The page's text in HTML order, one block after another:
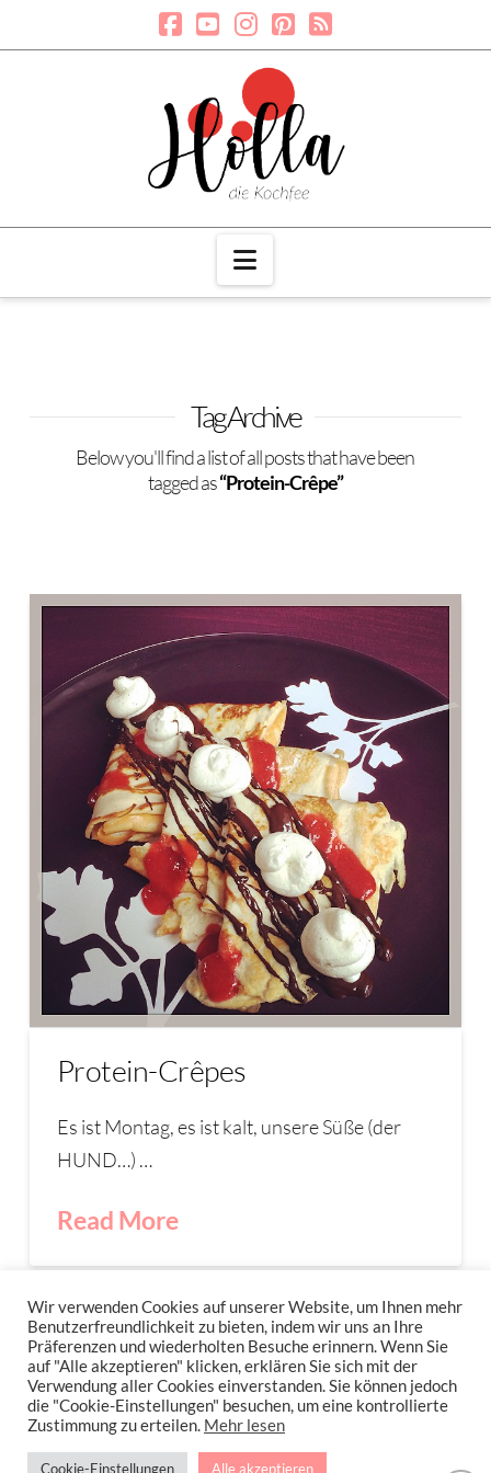
Navigation
Tag Archive
Below you'll find a list of all posts that have been
tagged as“Protein-Crêpe”
Protein-Crêpes
Es ist Montag, es ist kalt, unsere Süße (der
HUND…) …
Read More
IMPRESSUM
DATENSCHUTZERKLÄRUNG
NEWSLETTER DATENSCHUTZRICHTLINIEN
Stressfrei Und Gesund Genießen Mit Petra Hola-Schneider! Low Carb,
Wir verwenden Cookies auf unserer Website, um Ihnen mehr
Benutzerfreundlichkeit zu bieten, indem wir uns an Ihre
Präferenzen und wiederholten Besuche erinnern. Wenn Sie
auf "Alle akzeptieren" klicken, erklären Sie sich mit der
Verwendung aller Cookies einverstanden. Sie können jedoch
die "Cookie-Einstellungen" besuchen, um eine kontrollierte
Zustimmung zu erteilen. Mehr lesen
Cookie-Einstellungen Alle akzeptieren